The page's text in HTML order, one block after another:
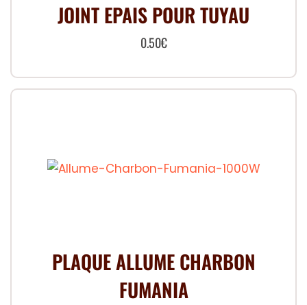
JOINT EPAIS POUR TUYAU
0.50€
PLAQUE ALLUME CHARBON
FUMANIA